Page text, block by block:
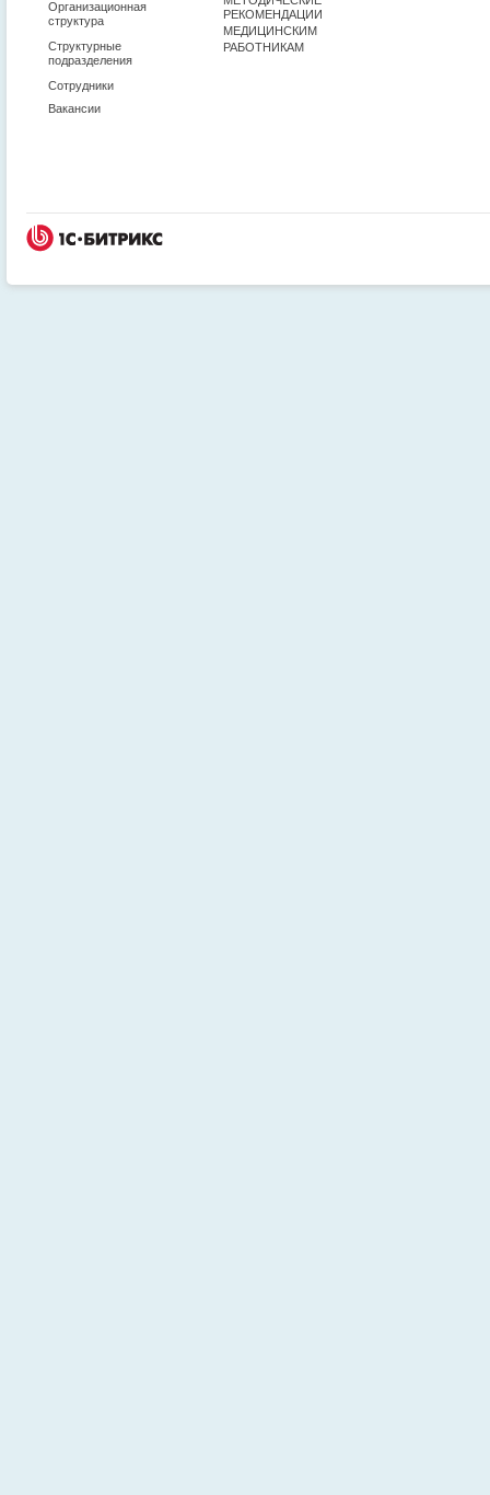
Организационная
структура
Структурные
подразделения
Сотрудники
Вакансии
РЕКОМЕНДАЦИИ
МЕДИЦИНСКИМ
РАБОТНИКАМ